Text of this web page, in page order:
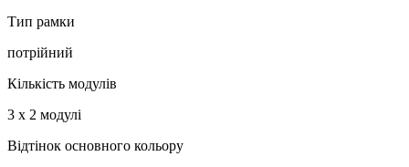
Тип рамки
потрійний
Кількість модулів
3 x 2 модулі
Відтінок основного кольору